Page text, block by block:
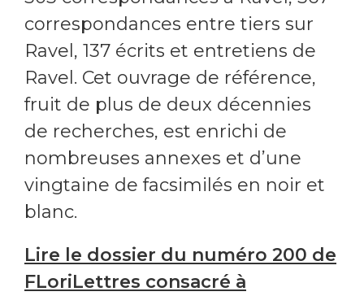
correspondances entre tiers sur
Ravel, 137 écrits et entretiens de
Ravel. Cet ouvrage de référence,
fruit de plus de deux décennies
de recherches, est enrichi de
nombreuses annexes et d’une
vingtaine de facsimilés en noir et
blanc.
Lire le dossier du numéro 200 de
FLoriLettres consacré à